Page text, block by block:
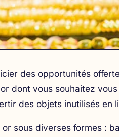
des opportunités
dont vous souhaitez
des objets inutilisés en
or sous diverses formes :